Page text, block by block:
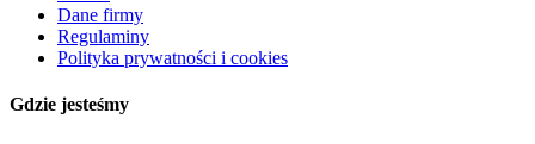
Dane firmy
Regulaminy
Polityka prywatności i cookies
Gdzie jesteśmy